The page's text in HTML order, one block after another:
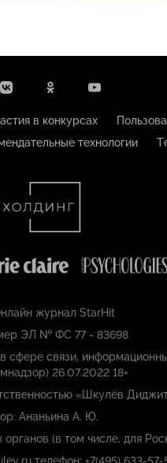
в конкурсах
технологии
журнал StarHit
ЭЛ № ФС 77 - 83698
связи,
26.07.2022 18+
«Шкулёв
Ананьина А. Ю.
(в том числе, для